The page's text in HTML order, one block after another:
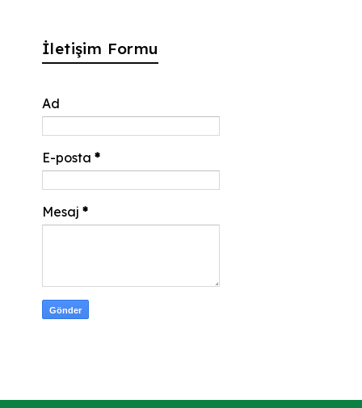
İletişim Formu
Ad
E-posta *
Mesaj *